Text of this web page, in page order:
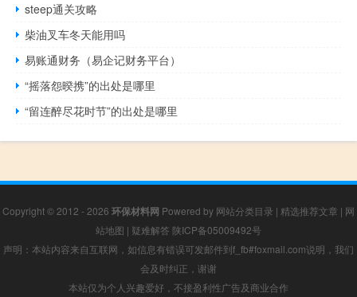
steep通关攻略
柴油叉车冬天能用吗
易账通财务（易企记财务平台）
“摇落怨暌携”的出处是哪里
“留连醉尽花时节”的出处是哪里
Copyright © 2012 - 2026 环保材料网 Powered by 网站分类目录 | 精选推荐文章 | 网
站地图 | 疑难解答 陕ICP备05009492号
声明：本站内容来自互联网，如信息有错误可发邮件到f_fb#foxmail.com说明，我们
会及时纠正，谢谢
本站仅为个人兴趣爱好，不接盈利性广告及商业合作